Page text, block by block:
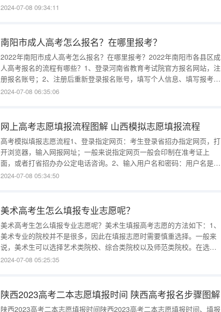
志愿填报入口2022年广东模拟志愿填报入口：二、广东模拟志愿填报流
2024-07-08 09:34:11
南阳市成人高考怎么报名？在哪里报考？
2022年南阳市成人高考怎么报名？在哪里报考？2022年南阳市各县区成
人高考报名的流程有哪些？1、登录河南省教育考试院官方报名网站，注
册报名账号；2、注册后重新登录报名账号，填写个人信息、填写报考志
愿；3、志愿填报后，还需上传线上审核资料；4、审核通过后缴费，缴
2024-07-08 06:35:06
网上高考志愿填报流程图解 山西模拟志愿填报流程
高考模拟填报志愿流程1、登录指定网页：考生登录省招办指定网页，打
开浏览器，输入网报网址；一般来说指定网页一般会印制在准考证上
面，或者打省招办办公定电话咨询。2、输入用户名和密码：用户名是考
生准考证上的14位报名号数字，第一次登录网上填报志愿系统要输入初
2024-07-08 05:34:50
美术高考生怎么填报专业志愿呢？
美术高考生怎么填报专业志愿呢？美术生填报高考志愿的方法如下：1、
美术专业的院校并不是很多，因此在填报志愿时需要慎重选择。一般来
说，美术生可以选择艺术类院校、综合类院校以及师范类院校。在选择
院校时，需要考虑自己的兴趣爱好和专业方向，同时需要考虑学校的教
2024-07-08 05:25:35
陕西2023高考二本志愿填报时间 陕西高考报名步骤图解
陕西2023高考二本志愿填报时间陕西2023高考二本志愿填报时间、填报